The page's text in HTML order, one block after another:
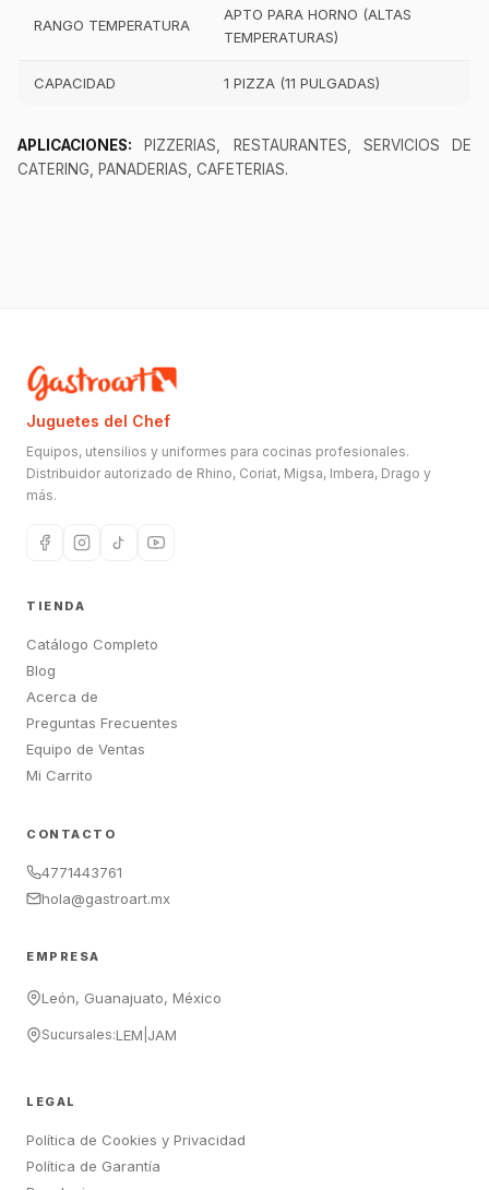
RANGO TEMPERATURA
APTO PARA HORNO (ALTAS
TEMPERATURAS)
CAPACIDAD 1 PIZZA (11 PULGADAS)
APLICACIONES: PIZZERIAS, RESTAURANTES, SERVICIOS DE
CATERING, PANADERIAS, CAFETERIAS.
Juguetes del Chef
Equipos, utensilios y uniformes para cocinas profesionales.
Distribuidor autorizado de Rhino, Coriat, Migsa, Imbera, Drago y
más.
TIENDA
Catálogo Completo
Blog
Acerca de
Preguntas Frecuentes
Equipo de Ventas
Mi Carrito
CONTACTO
4771443761
hola@gastroart.mx
EMPRESA
León, Guanajuato, México
Sucursales:LEM JAM
LEGAL
Política de Cookies y Privacidad
Política de Garantía